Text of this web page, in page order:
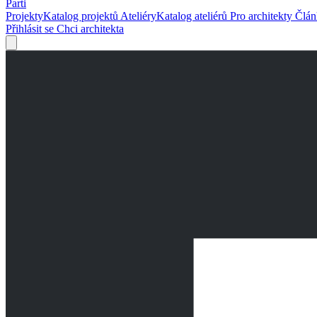
Parti
ProjektyKatalog projektů AteliéryKatalog ateliérů Pro architekty
Přihlásit se Chci architekta